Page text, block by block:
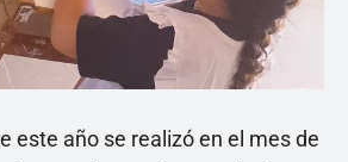
este año se realizó en el mes de